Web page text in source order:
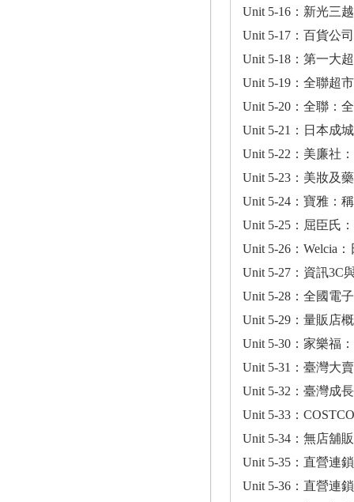
Unit 5-16：新光三
Unit 5-17：百貨公
Unit 5-18：第一大
Unit 5-19：全聯超
Unit 5-20：全聯：
Unit 5-21：日本成
Unit 5-22：美廉社
Unit 5-23：美妝及
Unit 5-24：寶雅：
Unit 5-25：屈臣氏
Unit 5-26：Welcia
Unit 5-27：資訊3C
Unit 5-28：全國電
Unit 5-29：量販店
Unit 5-30：家樂福
Unit 5-31：臺灣大
Unit 5-32：臺灣成
Unit 5-33：
Unit 5-34：無店舖
Unit 5-35：直營連
Unit 5-36：直營連